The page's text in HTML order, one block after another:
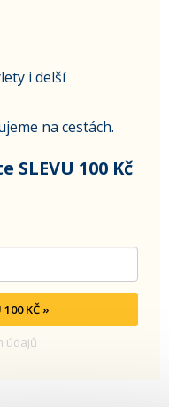
i delší
na cestách.
100 Kč
KČ »
údajů